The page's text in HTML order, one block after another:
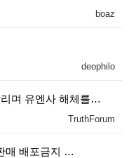
boaz
deophilo
며 유엔사 해체를…
TruthForum
매 배포금지 …